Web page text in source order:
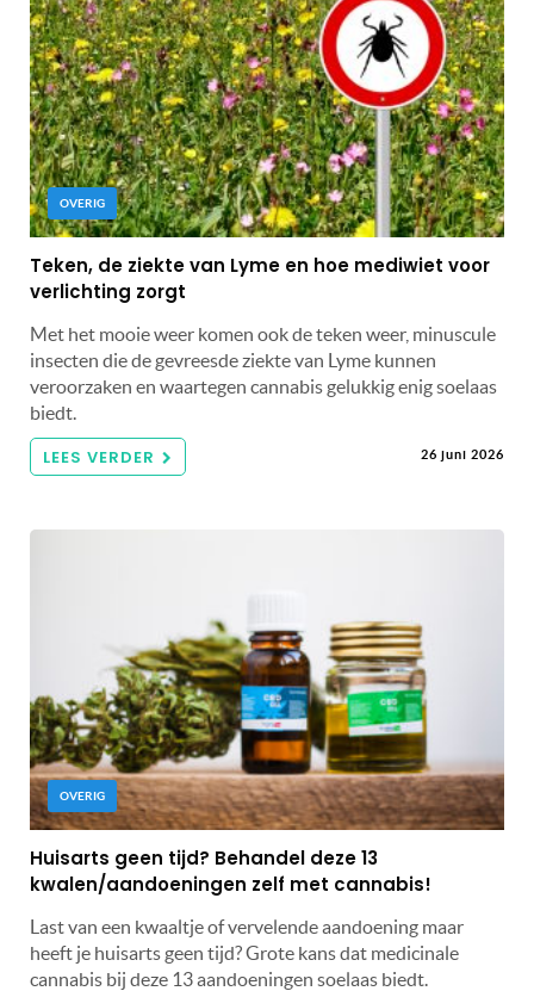
OVERIG
Teken, de ziekte van Lyme en hoe mediwiet voor
verlichting zorgt
Met het mooie weer komen ook de teken weer, minuscule
insecten die de gevreesde ziekte van Lyme kunnen
veroorzaken en waartegen cannabis gelukkig enig soelaas
biedt.
LEES VERDER 26 juni 2026
OVERIG
Huisarts geen tijd? Behandel deze 13
kwalen/aandoeningen zelf met cannabis!
Last van een kwaaltje of vervelende aandoening maar
heeft je huisarts geen tijd? Grote kans dat medicinale
cannabis bij deze 13 aandoeningen soelaas biedt.